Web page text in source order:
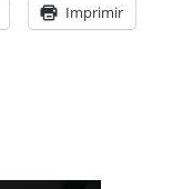
Imprimir